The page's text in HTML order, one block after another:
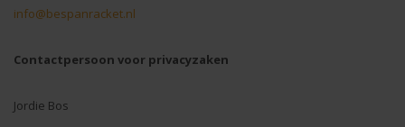
info@bespanracket.nl
Contactpersoon voor privacyzaken
Jordie Bos